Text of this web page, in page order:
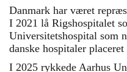
Danmark har været
I 2021 lå Rigshospitalet
Universitetshospital som
danske hospitaler
I 2025 rykkede Aarhus